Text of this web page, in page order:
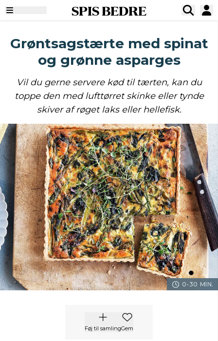
SPIS BEDRE
Grøntsagstærte med spinat
og grønne asparges
Vil du gerne servere kød til tærten, kan du
toppe den med lufttørret skinke eller tynde
skiver af røget laks eller hellefisk.
0-30 MIN.
Føj til samlingGem